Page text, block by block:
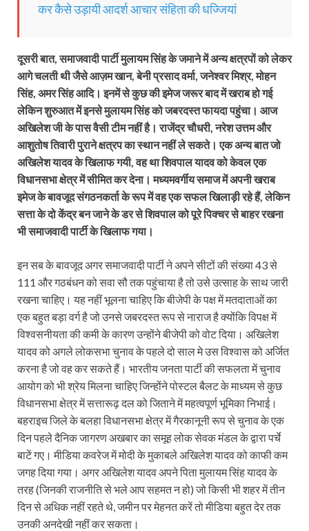
कर कैसे उड़ायी आदर्श आचार संहिता की धज्जियां
दूसरी बात, समाजवादी पार्टी मुलायम सिंह के जमाने में अन्य क्षत्रपों को लेकर
आगे चलती थी जैसे आज़म खान, बेनी प्रसाद वर्मा, जनेश्वर मिश्र, मोहन
सिंह, अमर सिंह आदि। इनमें से कुछ की इमेज जरूर बाद में खराब हो गई
लेकिन शुरुआत में इनसे मुलायम सिंह को जबरदस्त फायदा पहुंचा। आज
अखिलेश जी के पास वैसी टीम नहीं है। राजेंद्र चौधरी, नरेश उत्तम और
आशुतोष तिवारी पुराने क्षत्रप का स्थान नहीं ले सकते। एक अन्य बात जो
अखिलेश यादव के खिलाफ गयी, वह था शिवपाल यादव को केवल एक
विधानसभा क्षेत्र में सीमित कर देना। मध्यमवर्गीय समाज में अपनी खराब
इमेज के बावजूद संगठनकर्ता के रूप में वह एक सफल खिलाड़ी रहे हैं, लेकिन
सत्ता के दो केंद्र बन जाने के डर से शिवपाल को पूरे पिक्चर से बाहर रखना
भी समाजवादी पार्टी के खिलाफ गया।
इन सब के बावजूद अगर समाजवादी पार्टी ने अपने सीटों की संख्या 43 से
111 और गठबंधन को सवा सौ तक पहुंचाया है तो उसे उत्साह के साथ जारी
रखना चाहिए। यह नहीं भूलना चाहिए कि बीजेपी के पक्ष में मतदाताओं का
एक बहुत बड़ा वर्ग है जो उनसे जबरदस्त रूप से नाराज है क्योंकि विपक्ष में
विश्वसनीयता की कमी के कारण उन्होंने बीजेपी को वोट दिया। अखिलेश
यादव को अगले लोकसभा चुनाव के पहले दो साल मे उस विश्वास को अर्जित
करना है जो वह कर सकते हैं। भारतीय जनता पार्टी की सफलता में चुनाव
आयोग को भी श्रेय मिलना चाहिए जिन्होंने पोस्टल बैलट के माध्यम से कुछ
विधानसभा क्षेत्र में सत्तारूढ़ दल को जिताने में महत्वपूर्ण भूमिका निभाई।
बहराइच जिले के बलहा विधानसभा क्षेत्र में गैरकानूनी रूप से चुनाव के एक
दिन पहले दैनिक जागरण अखबार का समूह लोक सेवक मंडल के द्वारा पर्चे
बाटें गए। मीडिया कवरेज में मोदी के मुकाबले अखिलेश यादव को काफी कम
जगह दिया गया। अगर अखिलेश यादव अपने पिता मुलायम सिंह यादव के
तरह (जिनकी राजनीति से भले आप सहमत न हो) जो किसी भी शहर में तीन
दिन से अधिक नहीं रहते थे, जमीन पर मेहनत करें तो मीडिया बहुत देर तक
उनकी अनदेखी नहीं कर सकता।